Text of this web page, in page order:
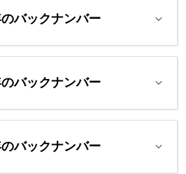
バックナンバー
バックナンバー
バックナンバー